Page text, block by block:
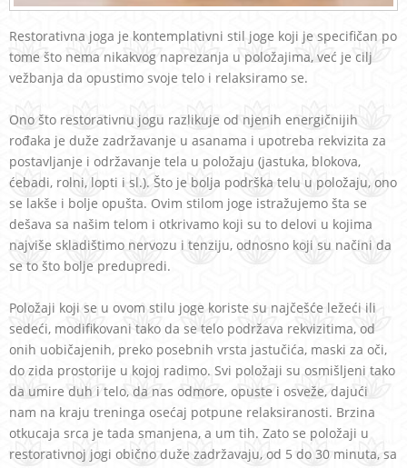
Restorativna joga je kontemplativni stil joge koji je specifičan po
tome što nema nikakvog naprezanja u položajima, već je cilj
vežbanja da opustimo svoje telo i relaksiramo se.
Ono što restorativnu jogu razlikuje od njenih energičnijih
rođaka je duže zadržavanje u asanama i upotreba rekvizita za
postavljanje i održavanje tela u položaju (jastuka, blokova,
ćebadi, rolni, lopti i sl.). Što je bolja podrška telu u položaju, ono
se lakše i bolje opušta. Ovim stilom joge istražujemo šta se
dešava sa našim telom i otkrivamo koji su to delovi u kojima
najviše skladištimo nervozu i tenziju, odnosno koji su načini da
se to što bolje predupredi.
Položaji koji se u ovom stilu joge koriste su najčešće ležeći ili
sedeći, modifikovani tako da se telo podržava rekvizitima, od
onih uobičajenih, preko posebnih vrsta jastučića, maski za oči,
do zida prostorije u kojoj radimo. Svi položaji su osmišljeni tako
da umire duh i telo, da nas odmore, opuste i osveže, dajući
nam na kraju treninga osećaj potpune relaksiranosti. Brzina
otkucaja srca je tada smanjena, a um tih. Zato se položaji u
restorativnoj jogi obično duže zadržavaju, od 5 do 30 minuta, sa